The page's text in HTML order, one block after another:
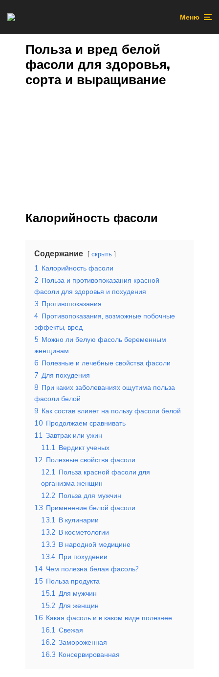
Меню
Польза и вред белой
фасоли для здоровья,
сорта и выращивание
Калорийность фасоли
Содержание скрыть
1 Калорийность фасоли
2 Польза и противопоказания красной
фасоли для здоровья и похудения
3 Противопоказания
4 Противопоказания, возможные побочные
эффекты, вред
5 Можно ли белую фасоль беременным
женщинам
6 Полезные и лечебные свойства фасоли
7 Для похудения
8 При каких заболеваниях ощутима польза
фасоли белой
9 Как состав влияет на пользу фасоли белой
10 Продолжаем сравнивать
11 Завтрак или ужин
11.1 Вердикт ученых
12 Полезные свойства фасоли
12.1 Польза красной фасоли для
организма женщин
12.2 Польза для мужчин
13 Применение белой фасоли
13.1 В кулинарии
13.2 В косметологии
13.3 В народной медицине
13.4 При похудении
14 Чем полезна белая фасоль?
15 Польза продукта
15.1 Для мужчин
15.2 Для женщин
16 Какая фасоль и в каком виде полезнее
16.1 Свежая
16.2 Замороженная
16.3 Консервированная